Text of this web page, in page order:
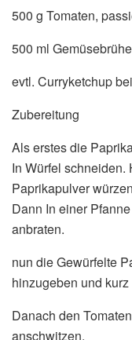
500 g Tomaten,
500 ml Gemüsebrühe
evtl. Curryketchup
Zubereitung
Als erstes die
In Würfel schneiden.
Paprikapulver würzen
Dann In einer
anbraten.
nun die Gewürfelte
hinzugeben und kurz
Danach den
anschwitzen.